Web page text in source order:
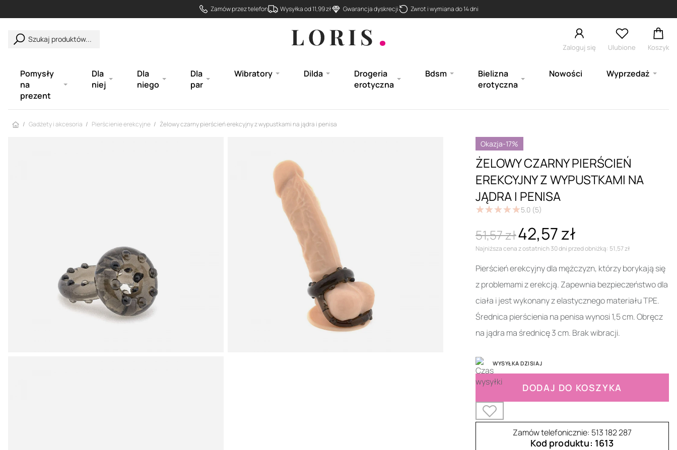
Zamów przez telefon Wysyłka od 11,99 zł Gwarancja dyskrecji Zwrot i wymiana do 14 dni
Szukaj produktów...
Zaloguj się Ulubione Koszyk
Pomysły
na
prezent
Dla
niej
Dla
niego
Dla
par
Wibratory Dilda
Drogeria
erotyczna
Bdsm
Bielizna
erotyczna
Nowości Wyprzedaż
Strona główna
Gadżety i akcesoria Pierścienie erekcyjne Żelowy czarny pierścień erekcyjny z wypustkami na jądra i penisa
Okazja-17%
ŻELOWY CZARNY PIERŚCIEŃ
EREKCYJNY Z WYPUSTKAMI NA
JĄDRA I PENISA
★★★★★
★★★★★5.0 (5)
51,57 zł42,57 zł
Najniższa cena z ostatnich 30 dni przed obniżką: 51,57 zł
Pierścień erekcyjny dla mężczyzn, którzy borykają się
z problemami z erekcją. Zapewnia bezpieczeństwo dla
ciała i jest wykonany z elastycznego materiału TPE.
Średnica pierścienia na penisa wynosi 1,5 cm. Obręcz
na jądra ma średnicę 3 cm. Brak wibracji.
WYSYŁKA DZISIAJ
DODAJ DO KOSZYKA
Zamów telefonicznie: 513 182 287
Kod produktu: 1613